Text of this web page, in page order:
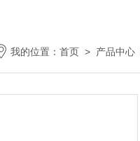
我的位置： 首页 > 产品中心